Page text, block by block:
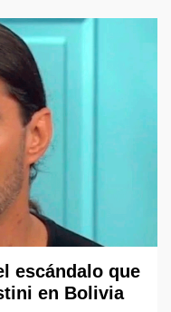
escándalo que
en Bolivia